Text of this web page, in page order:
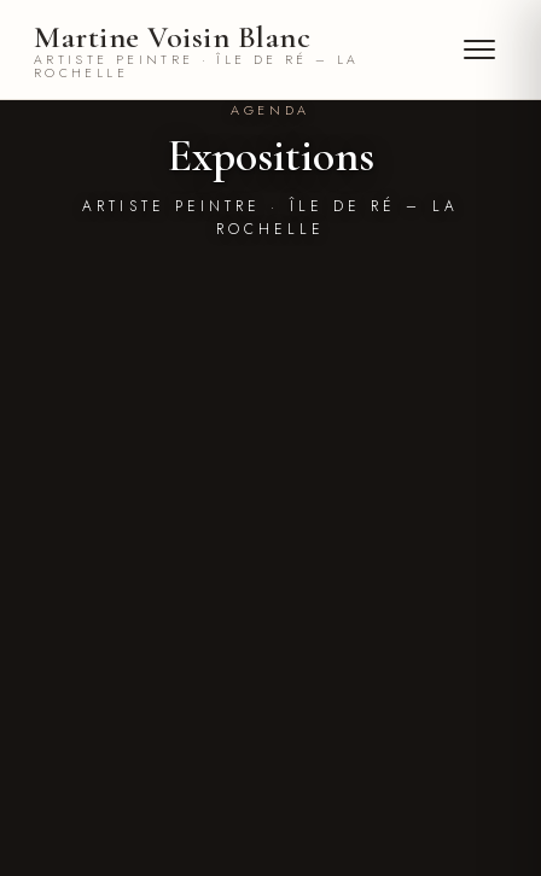
Expositions de Martine Voisin
Martine Voisin Blanc
ARTISTE PEINTRE · ÎLE DE RÉ – LA
ROCHELLE
AGENDA
Expositions
ARTISTE PEINTRE · ÎLE DE RÉ – LA
ROCHELLE